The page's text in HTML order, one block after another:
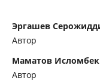
Эргашев
Автор
Маматов
Автор